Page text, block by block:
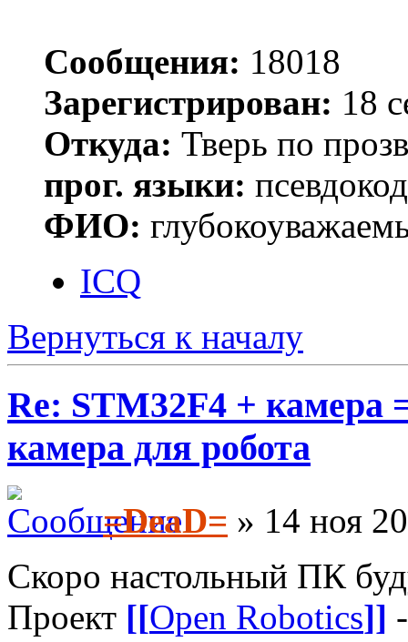
Сообщения: 18018
Зарегистрирован: 18
Откуда: Тверь по
прог. языки:
ФИО:
ICQ
Вернуться к началу
Re: STM32F4 + камера
камера для робота
=DeaD= » 14 ноя
Скоро настольный ПК
Проект [[Open Robotics]]